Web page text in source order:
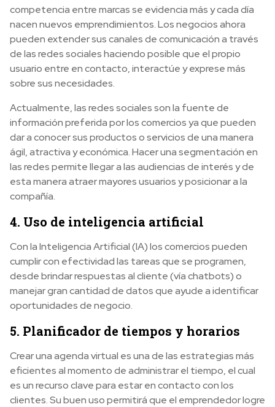
competencia entre marcas se evidencia más y cada día
nacen nuevos emprendimientos. Los negocios ahora
pueden extender sus canales de comunicación a través
de las redes sociales haciendo posible que el propio
usuario entre en contacto, interactúe y exprese más
sobre sus necesidades.
Actualmente, las redes sociales son la fuente de
información preferida por los comercios ya que pueden
dar a conocer sus productos o servicios de una manera
ágil, atractiva y económica. Hacer una segmentación en
las redes permite llegar a las audiencias de interés y de
esta manera atraer mayores usuarios y posicionar a la
compañía.
4. Uso de inteligencia artificial
Con la Inteligencia Artificial (IA) los comercios pueden
cumplir con efectividad las tareas que se programen,
desde brindar respuestas al cliente (vía chatbots) o
manejar gran cantidad de datos que ayude a identificar
oportunidades de negocio.
5. Planificador de tiempos y horarios
Crear una agenda virtual es una de las estrategias más
eficientes al momento de administrar el tiempo, el cual
es un recurso clave para estar en contacto con los
clientes. Su buen uso permitirá que el emprendedor logre